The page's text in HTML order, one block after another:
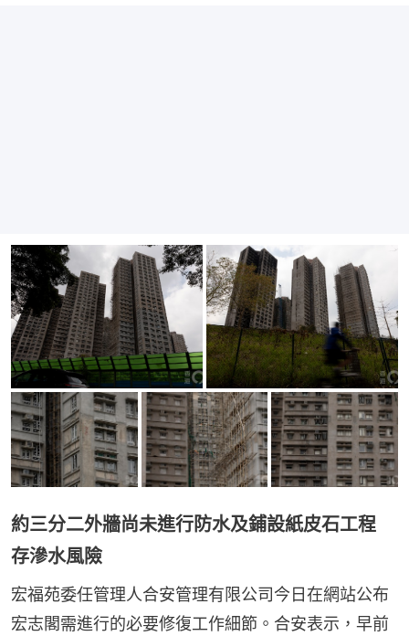
約三分二外牆尚未進行防水及鋪設紙皮石工程
存滲水風險
宏福苑委任管理人合安管理有限公司今日在網站公布
宏志閣需進行的必要修復工作細節。合安表示，早前